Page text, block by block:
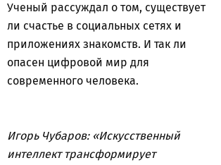
Ученый рассуждал о том, существует
ли счастье в социальных сетях и
приложениях знакомств. И так ли
опасен цифровой мир для
современного человека.
Игорь Чубаров: «Искусственный
интеллект трансформирует